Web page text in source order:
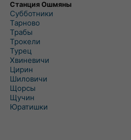
Станция Ошмяны
Субботники
Тарново
Трабы
Трокели
Турец
Хвиневичи
Цирин
Шиловичи
Щорсы
Щучин
Юратишки